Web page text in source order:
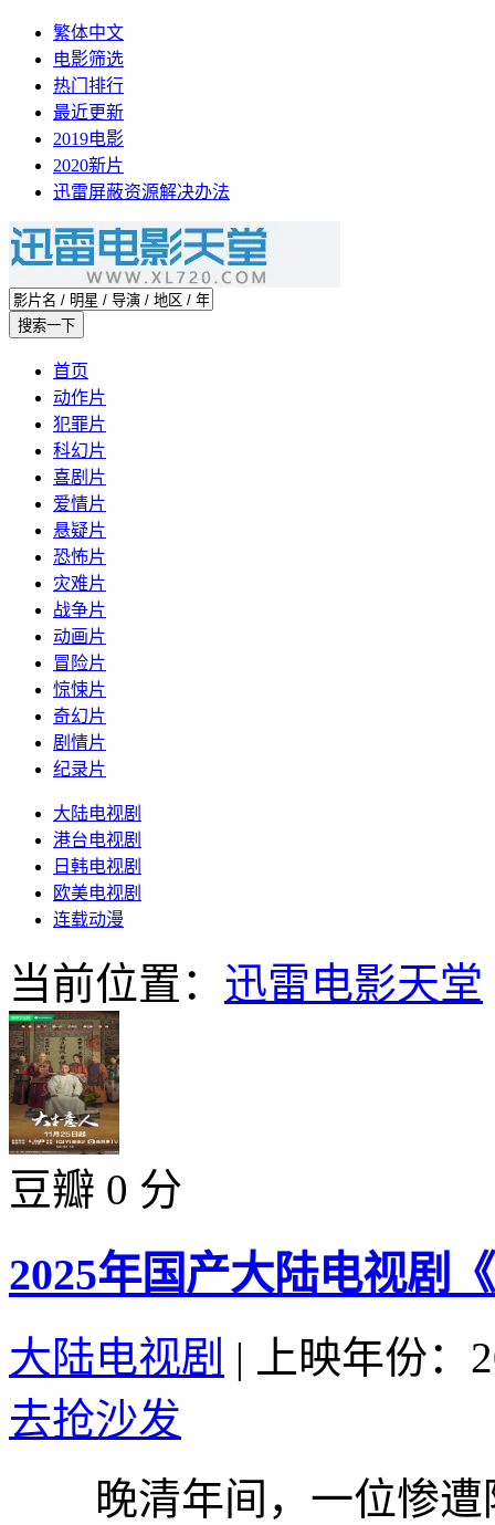
繁体中文
电影筛选
热门排行
最近更新
2019电影
2020新片
迅雷屏蔽资源解决办法
首页
动作片
犯罪片
科幻片
喜剧片
爱情片
悬疑片
恐怖片
灾难片
战争片
动画片
冒险片
惊悚片
奇幻片
剧情片
纪录片
大陆电视剧
港台电视剧
日韩电视剧
欧美电视剧
连载动漫
当前位置： 迅雷电影天堂
豆瓣 0 分
2025年国产大陆电视剧
大陆电视剧 |
上映年份：
去抢沙发
晚清年间，一位惨遭